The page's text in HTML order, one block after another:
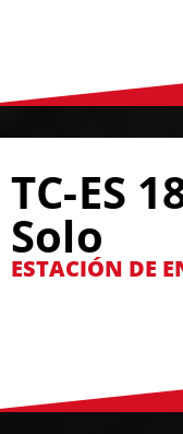
TC-ES
Solo
ESTACIÓN DE